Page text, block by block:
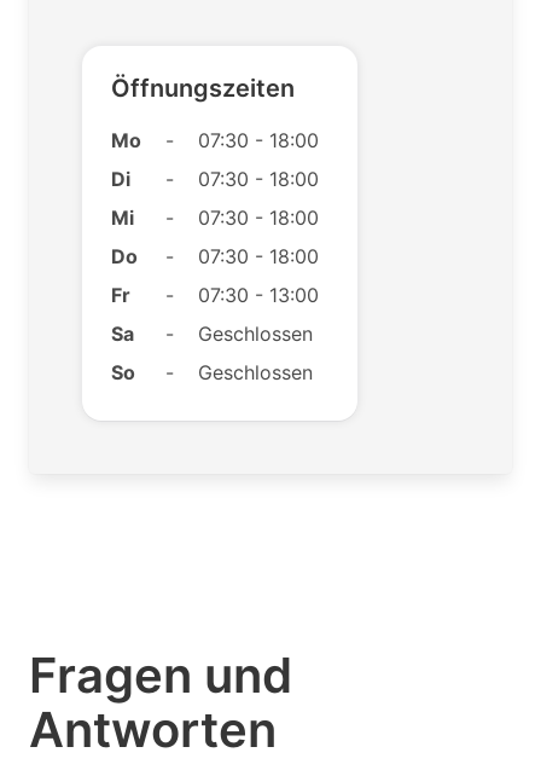
Öffnungszeiten
Mo -
07:30 - 18:00
Di
-
07:30 - 18:00
Mi
-
07:30 - 18:00
Do
-
07:30 - 18:00
Fr
-
07:30 - 13:00
Sa
-
Geschlossen
So
- Geschlossen
Fragen und
Antworten